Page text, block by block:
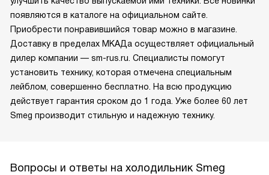
появляются в каталоге на официальном сайте.
Приобрести понравившийся товар можно в магазине.
Доставку в пределах МКАДа осуществляет официальный
дилер компании — sm-rus.ru. Специалисты помогут
установить технику, которая отмечена специальным
лейблом, совершенно бесплатно. На всю продукцию
действует гарантия сроком до 1 года. Уже более 60 лет
Smeg производит стильную и надежную технику.
Вопросы и ответы на холодильник Smeg